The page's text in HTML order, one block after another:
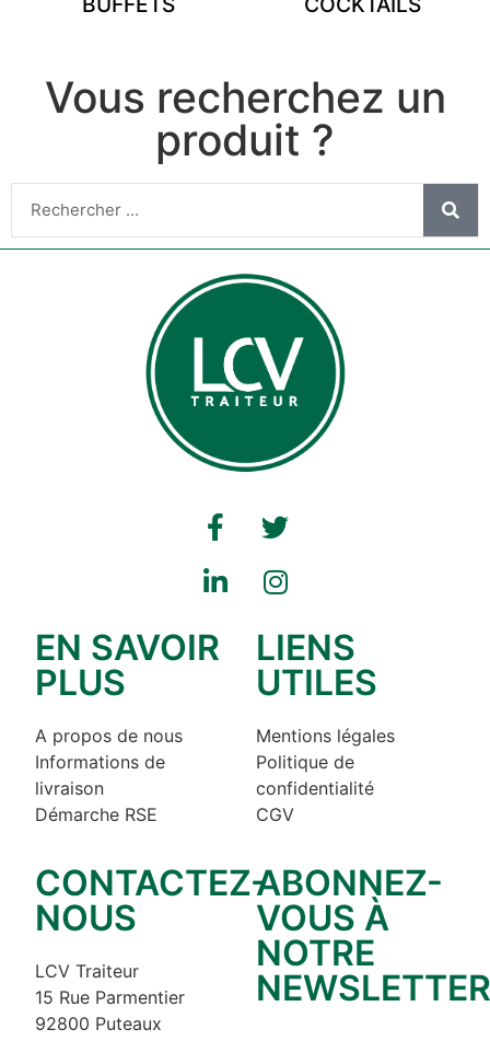
Vous recherchez un
produit ?
EN SAVOIR
PLUS
A propos de nous
Informations de
livraison
Démarche RSE
LIENS
UTILES
Mentions légales
Politique de
confidentialité
CGV
CONTACTEZ-
NOUS
LCV Traiteur
15 Rue Parmentier
92800 Puteaux
ABONNEZ-
VOUS À
NOTRE
NEWSLETTER